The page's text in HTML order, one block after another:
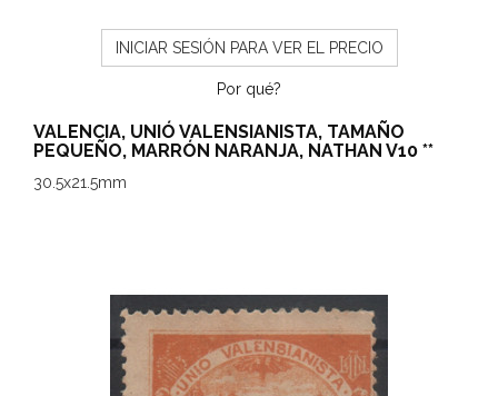
INICIAR SESIÓN PARA VER EL PRECIO
Por qué?
VALENCIA, UNIÓ VALENSIANISTA, TAMAÑO
PEQUEÑO, MARRÓN NARANJA, NATHAN V10 **
30.5x21.5mm